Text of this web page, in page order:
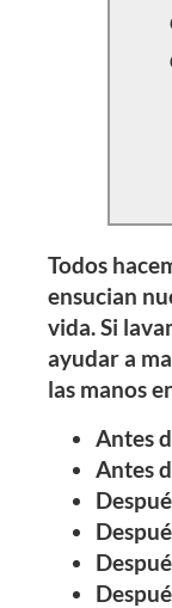
Todos
ensucian
vida. Si
ayudar a
las manos
Antes
Antes